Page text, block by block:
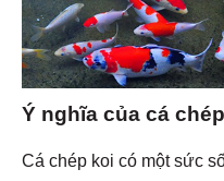
Ý nghĩa của cá
Cá chép koi có một sức